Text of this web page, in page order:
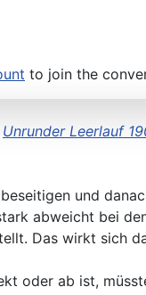
to join the
Unrunder Leerlauf
und
abweicht bei
Das wirkt sich
oder ab ist,